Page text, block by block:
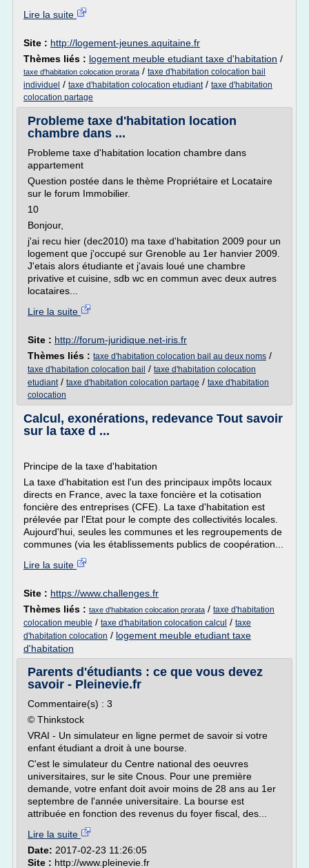
Lire la suite
Site : http://logement-jeunes.aquitaine.fr
Thèmes liés : logement meuble etudiant taxe d'habitation /
taxe d'habitation colocation prorata / taxe d'habitation colocation bail
individuel / taxe d'habitation colocation etudiant/ taxe d'habitation
colocation partage
Probleme taxe d'habitation location
chambre dans ...
Probleme taxe d'habitation location chambre dans
appartement
Question postée dans le thème Propriétaire et Locataire
sur le forum Immobilier.
10
Bonjour,
j'ai recu hier (dec2010) ma taxe d'habitation 2009 pour un
logement que j'occupé sur Grenoble au 1er hanvier 2009.
J'etais alors étudiante et j'avais loué une chambre
privative et cuisine, sdb wc en commun avec deux autres
locataires...
Lire la suite
Site : http://forum-juridique.net-iris.fr
Thèmes liés : taxe d'habitation colocation bail au deux noms /
taxe d'habitation colocation bail / taxe d'habitation colocation
etudiant/ taxe d'habitation colocation partage / taxe d'habitation
colocation
Calcul, exonérations, redevance Tout savoir
sur la taxe d ...
Principe de la taxe d'habitation
La taxe d'habitation est l'un des principaux impôts locaux
directs en France, avec la taxe foncière et la cotisation
foncière des entreprises (CFE). La taxe d'habitation est
prélevée par l'Etat pour le compte des collectivités locales.
Aujourd'hui, seules les communes et les regroupements de
communes (via les établissements publics de coopération...
Lire la suite
Site : https://www.challenges.fr
Thèmes liés : taxe d'habitation colocation prorata / taxe d'habitation
colocation meuble / taxe d'habitation colocation calcul / taxe
d'habitation colocation / logement meuble etudiant taxe
d'habitation
Parents d'étudiants : ce que vous devez
savoir - Pleinevie.fr
Commentaire(s) : 3
© Thinkstock
VRAI - Un simulateur en ligne permet de savoir si votre
enfant étudiant a droit à une bourse.
C'est le simulateur du Centre national des oeuvres
universitaires, sur le site Cnous. Pour une première
demande, votre enfant doit avoir moins de 28 ans au 1er
septembre de l'année universitaire. La bourse est
attribuée en fonction des revenus du foyer fiscal, des...
Lire la suite
Date: 2017-02-23 11:26:05
Site : http://www.pleinevie.fr